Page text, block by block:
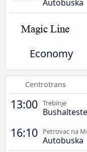
Autobuska
Economy
Centrotrans
13:00 Trebinje
16:10 Petrovac na
Autobuska